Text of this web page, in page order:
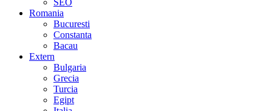
Romania
Bucuresti
Constanta
Bacau
Extern
Bulgaria
Grecia
Turcia
Egipt